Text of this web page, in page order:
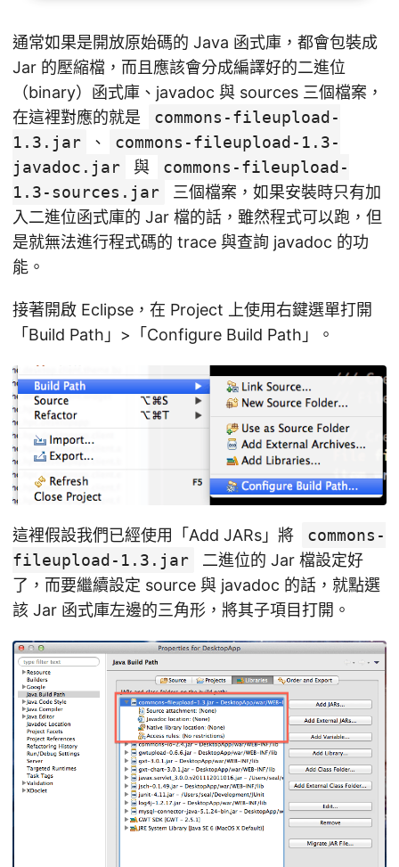
通常如果是開放原始碼的 Java 函式庫，都會包裝成
Jar 的壓縮檔，而且應該會分成編譯好的二進位
（binary）函式庫、javadoc 與 sources 三個檔案，
在這裡對應的就是
commons-fileupload-
1.3.jar
、
commons-fileupload-1.3-
javadoc.jar
與
commons-fileupload-
1.3-sources.jar
三個檔案，如果安裝時只有加
入二進位函式庫的 Jar 檔的話，雖然程式可以跑，但
是就無法進行程式碼的 trace 與查詢 javadoc 的功
能。
接著開啟 Eclipse，在 Project 上使用右鍵選單打開
「Build Path」>「Configure Build Path」。
這裡假設我們已經使用「Add JARs」將
commons-
fileupload-1.3.jar
二進位的 Jar 檔設定好
了，而要繼續設定 source 與 javadoc 的話，就點選
該 Jar 函式庫左邊的三角形，將其子項目打開。